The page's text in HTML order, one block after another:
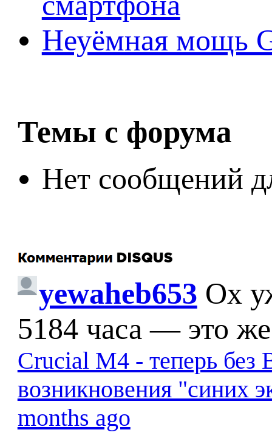
Неуёмная мощь
Темы с форума
Нет сообщений
yewaheb653 Ох
5184 часа — это
Crucial M4 - теперь без
возникновения "синих
months ago